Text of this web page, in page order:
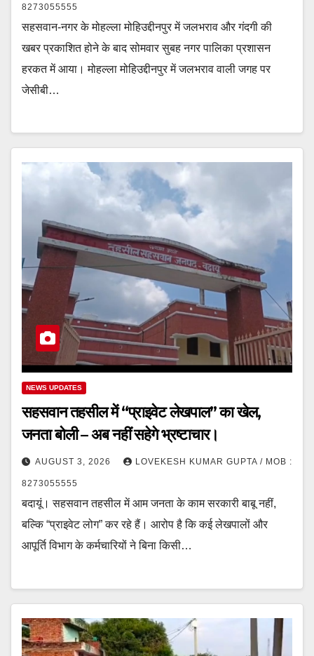
8273055555
सहसवान-नगर के मोहल्ला मोहिउद्दीनपुर में जलभराव और गंदगी की
खबर प्रकाशित होने के बाद सोमवार सुबह नगर पालिका प्रशासन
हरकत में आया। मोहल्ला मोहिउद्दीनपुर में जलभराव वाली जगह पर
जेसीबी…
NEWS UPDATES
सहसवान तहसील में “प्राइवेट लेखपाल” का खेल,
जनता बोली – अब नहीं सहेगे भ्रष्टाचार।
AUGUST 3, 2026 LOVEKESH KUMAR GUPTA / MOB :
8273055555
बदायूं। सहसवान तहसील में आम जनता के काम सरकारी बाबू नहीं,
बल्कि “प्राइवेट लोग” कर रहे हैं। आरोप है कि कई लेखपालों और
आपूर्ति विभाग के कर्मचारियों ने बिना किसी…